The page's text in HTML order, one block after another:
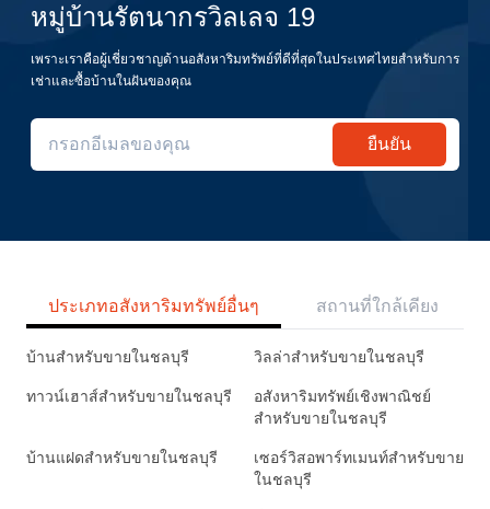
หมู่บ้านรัตนากรวิลเลจ 19
เพราะเราคือผู้เชี่ยวชาญด้านอสังหาริมทรัพย์ที่ดีที่สุดในประเทศไทยสำหรับการ
เช่าและซื้อบ้านในฝันของคุณ
ยืนยัน
ประเภทอสังหาริมทรัพย์อื่นๆ สถานที่ใกล้เคียง
บ้านสำหรับขายในชลบุรี วิลล่าสำหรับขายในชลบุรี
ทาวน์เฮาส์สำหรับขายในชลบุรี
อสังหาริมทรัพย์เชิงพาณิชย์
สำหรับขายในชลบุรี
บ้านแฝดสำหรับขายในชลบุรี
เซอร์วิสอพาร์ทเมนท์สำหรับขาย
ในชลบุรี